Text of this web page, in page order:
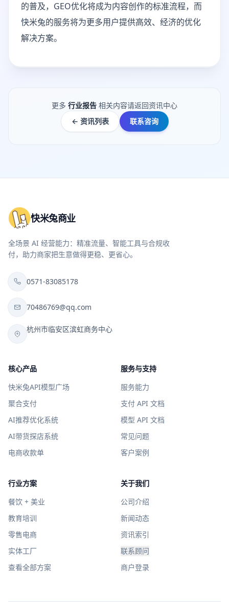
的普及，GEO优化将成为内容创作的标准流程，而
快米兔的服务将为更多用户提供高效、经济的优化
解决方案。
更多 行业报告 相关内容请返回资讯中心
← 资讯列表
联系咨询
快米兔商业
全场景 AI 经营能力：精准流量、智能工具与合规收
付，助力商家把生意做得更稳、更省心。
0571-83085178
70486769@qq.com
杭州市临安区滨虹商务中心
核心产品
快米兔API模型广场
聚合支付
AI推荐优化系统
AI带货探店系统
电商收款单
服务与支持
服务能力
支付 API 文档
模型 API 文档
常见问题
客户案例
行业方案
餐饮 + 美业
教育培训
零售电商
实体工厂
查看全部方案
关于我们
公司介绍
新闻动态
资讯索引
联系顾问
商户登录